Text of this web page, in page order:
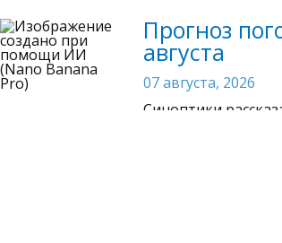
Прогноз
августа
07 августа, 2026
Синоптики